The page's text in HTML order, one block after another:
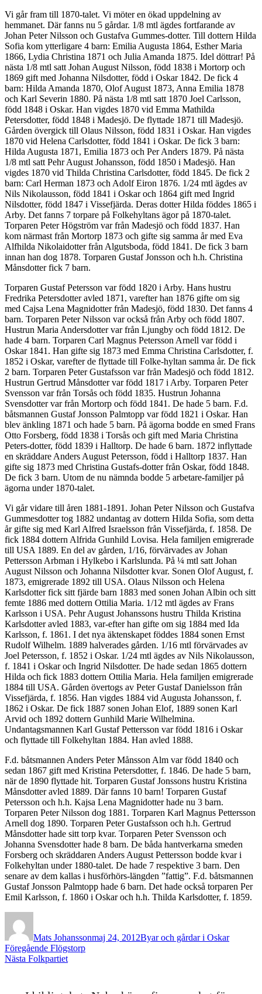
Vi går fram till 1870-talet. Vi möter en ökad uppdelning av
hemmanet. Där fanns nu 5 gårdar. 1/8 mtl ägdes fortfarande av
Johan Peter Nilsson och Gustafva Gummes-dotter. Till dottern Hilda
Sofia kom ytterligare 4 barn: Emilia Augusta 1864, Esther Maria
1866, Lydia Christina 1871 och Julia Amanda 1875. Idel döttrar! På
nästa 1/8 mtl satt Johan August Nilsson, född 1838 i Mortorp och
1869 gift med Johanna Nilsdotter, född i Oskar 1842. De fick 4
barn: Hilda Amanda 1870, Olof August 1873, Anna Emilia 1878
och Karl Severin 1880. På nästa 1/8 mtl satt 1870 Joel Carlsson,
född 1848 i Oskar. Han vigdes 1870 vid Emma Mathilda
Petersdotter, född 1848 i Madesjö. De flyttade 1871 till Madesjö.
Gården övergick till Olaus Nilsson, född 1831 i Oskar. Han vigdes
1870 vid Helena Carlsdotter, född 1841 i Oskar. De fick 3 barn:
Hilda Augusta 1871, Emilia 1873 och Per Anders 1879. På nästa
1/8 mtl satt Pehr August Johansson, född 1850 i Madesjö. Han
vigdes 1870 vid Thilda Christina Carlsdotter, född 1845. De fick 2
barn: Carl Herman 1873 och Adolf Eiron 1876. 1/24 mtl ägdes av
Nils Nikolausson, född 1841 i Oskar och 1864 gift med Ingrid
Nilsdotter, född 1847 i Vissefjärda. Deras dotter Hilda föddes 1865 i
Arby. Det fanns 7 torpare på Folkehyltans ägor på 1870-talet.
Torparen Peter Högström var från Madesjö och född 1837. Han
kom närmast från Mortorp 1873 och gifte sig samma år med Eva
Alfhilda Nikolaidotter från Algutsboda, född 1841. De fick 3 barn
innan han dog 1878. Torparen Gustaf Jonsson och h.h. Christina
Månsdotter fick 7 barn.
Torparen Gustaf Petersson var född 1820 i Arby. Hans hustru
Fredrika Petersdotter avled 1871, varefter han 1876 gifte om sig
med Cajsa Lena Magnidotter från Madesjö, född 1830. Det fanns 4
barn. Torparen Peter Nilsson var också från Arby och född 1807.
Hustrun Maria Andersdotter var från Ljungby och född 1812. De
hade 4 barn. Torparen Carl Magnus Petersson Arnell var född i
Oskar 1841. Han gifte sig 1873 med Emma Christina Carlsdotter, f.
1852 i Oskar, varefter de flyttade till Folke-hyltan samma år. De fick
2 barn. Torparen Peter Gustafsson var från Madesjö och född 1812.
Hustrun Gertrud Månsdotter var född 1817 i Arby. Torparen Peter
Svensson var från Torsås och född 1835. Hustrun Johanna
Svensdotter var från Mortorp och född 1841. De hade 5 barn. F.d.
båtsmannen Gustaf Jonsson Palmtopp var född 1821 i Oskar. Han
blev änkling 1871 och hade 5 barn. På ägorna bodde en smed Frans
Otto Forsberg, född 1838 i Torsås och gift med Maria Christina
Peters-dotter, född 1839 i Halltorp. De hade 6 barn. 1872 inflyttade
en skräddare Anders August Petersson, född i Halltorp 1837. Han
gifte sig 1873 med Christina Gustafs-dotter från Oskar, född 1848.
De fick 3 barn. Utom de nu nämnda bodde 5 arbetare-familjer på
ägorna under 1870-talet.
Vi går vidare till åren 1881-1891. Johan Peter Nilsson och Gustafva
Gummesdotter tog 1882 undantag av dottern Hilda Sofia, som detta
år gifte sig med Karl Alfred Israelsson från Vissefjärda, f. 1858. De
fick 1884 dottern Alfrida Gunhild Lovisa. Hela familjen emigrerade
till USA 1889. En del av gården, 1/16, förvärvades av Johan
Pettersson Arbman i Hylkebo i Karlslunda. På ¼ mtl satt Johan
August Nilsson och Johanna Nilsdotter kvar. Sonen Olof August, f.
1873, emigrerade 1892 till USA. Olaus Nilsson och Helena
Karlsdotter fick sitt fjärde barn 1883 med sonen Johan Albin och sitt
femte 1886 med dottern Ottilia Maria. 1/12 mtl ägdes av Frans
Karlsson i USA. Pehr August Johanssons hustru Thilda Kristina
Karlsdotter avled 1883, var-efter han gifte om sig 1884 med Ida
Karlsson, f. 1861. I det nya äktenskapet föddes 1884 sonen Ernst
Rudolf Wilhelm. 1889 halverades gården. 1/16 mtl förvärvades av
Joel Petersson, f. 1852 i Oskar. 1/24 mtl ägdes av Nils Nikolausson,
f. 1841 i Oskar och Ingrid Nilsdotter. De hade sedan 1865 dottern
Hilda och fick 1883 dottern Ottilia Maria. Hela familjen emigrerade
1884 till USA. Gården övertogs av Peter Gustaf Danielsson från
Vissefjärda, f. 1856. Han vigdes 1884 vid Augusta Johansson, f.
1862 i Oskar. De fick 1887 sonen Johan Elof, 1889 sonen Karl
Arvid och 1892 dottern Gunhild Marie Wilhelmina.
Undantagsmannen Karl Gustaf Pettersson var född 1816 i Oskar
och flyttade till Folkehyltan 1884. Han avled 1888.
F.d. båtsmannen Anders Peter Månsson Alm var född 1840 och
sedan 1867 gift med Kristina Petersdotter, f. 1846. De hade 5 barn,
när de 1890 flyttade hit. Torparen Gustaf Jonssons hustru Kristina
Månsdotter avled 1889. Där fanns 10 barn! Torparen Gustaf
Petersson och h.h. Kajsa Lena Magnidotter hade nu 3 barn.
Torparen Peter Nilsson dog 1881. Torparen Karl Magnus Pettersson
Arnell dog 1890. Torparen Peter Gustafsson och h.h. Gertrud
Månsdotter hade sitt torp kvar. Torparen Peter Svensson och
Johanna Svensdotter hade 8 barn. De båda hantverkarna smeden
Forsberg och skräddaren Anders August Pettersson bodde kvar i
Folkehyltan under 1880-talet. De hade 7 respektive 3 barn. Den
senare av dem kallas i husförhörs-längden ”fattig”. F.d. båtsmannen
Gustaf Jonsson Palmtopp hade 6 barn. Det hade också torparen Per
Emil Karlsson, f. 1860 i Oskar och h.h. Thilda Karlsdotter, f. 1859.
Mats Johanssonmaj 24, 2012Byar och gårdar i Oskar
Inläggsnavigering
Föregående Föregående
inlägg:
Flögstorp
Nästa Nästa
Folkpartiet